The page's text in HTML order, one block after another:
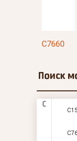
C7660
Поиск
C